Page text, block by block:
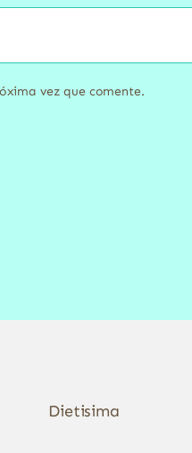
vez que comente.
Dietisima